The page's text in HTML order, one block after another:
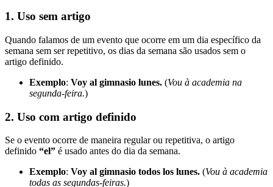
1. Uso sem artigo
Quando falamos de um evento que ocorre em um dia específico da
semana sem ser repetitivo, os dias da semana são usados sem o
artigo definido.
Exemplo: Voy al gimnasio lunes. (Vou à academia na
segunda-feira.)
2. Uso com artigo definido
Se o evento ocorre de maneira regular ou repetitiva, o artigo
definido “el” é usado antes do dia da semana.
Exemplo: Voy al gimnasio todos los lunes. (Vou à academia
todas as segundas-feiras.)